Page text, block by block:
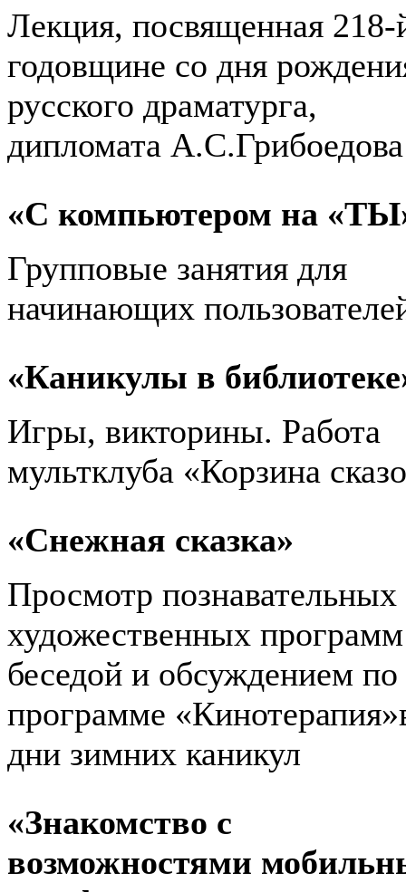
Лекция, посвященная 218-
годовщине со дня
русского драматурга,
дипломата А.С.Грибоедова
«С компьютером на
Групповые занятия для
начинающих
«Каникулы в
Игры, викторины. Работа
мультклуба «Корзина
«Снежная сказка»
Просмотр познавательных
художественных
беседой и обсуждением по
программе
дни зимних каникул
«Знакомство с
возможностями